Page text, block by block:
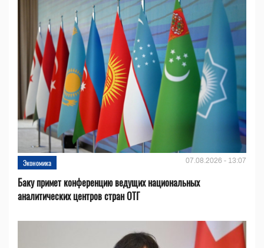
Экономика 07.08.2026 - 13:07
Баку примет конференцию ведущих национальных
аналитических центров стран ОТГ